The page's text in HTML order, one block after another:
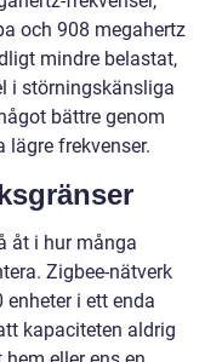
och 908 megahertz
mindre belastat,
i störningskänsliga
bättre genom
lägre frekvenser.
åt i hur många
Zigbee-nätverk
i ett enda
kapaciteten aldrig